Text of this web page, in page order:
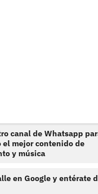
canal de Whatsapp
el mejor contenido de
y música
en Google y entérate